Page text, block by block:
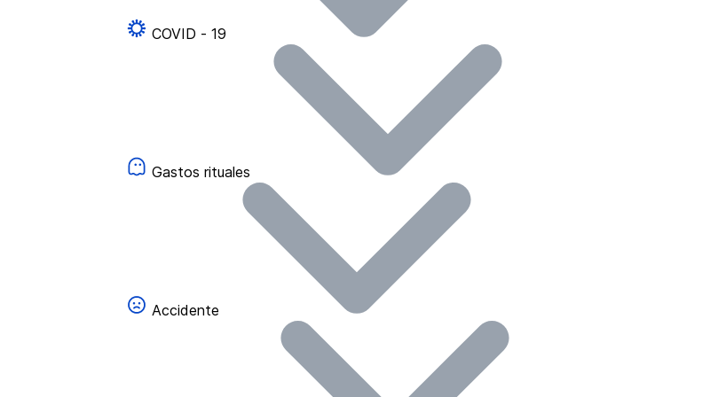
COVID - 19
Gastos rituales
Accidente